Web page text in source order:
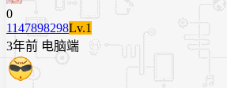
0
1147898298Lv.1
3年前 电脑端